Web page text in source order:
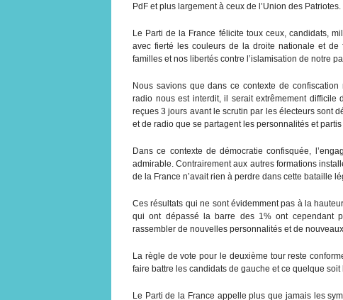
PdF et plus largement à ceux de l’Union des Patriotes.
Le Parti de la France félicite toux ceux, candidats,
avec fierté les couleurs de la droite nationale et
familles et nos libertés contre l’islamisation de notre
Nous savions que dans ce contexte de
radio nous est interdit, il serait extrêmement
reçues 3 jours avant le scrutin par les électeurs sont
et de radio que se partagent les personnalités et
Dans ce contexte de démocratie confisquée,
admirable. Contrairement aux autres formations
de la France n’avait rien à perdre dans cette bataille
Ces résultats qui ne sont évidemment pas à la
qui ont dépassé la barre des 1% ont cependant
rassembler de nouvelles personnalités et de
La règle de vote pour le deuxième tour reste
faire battre les candidats de gauche et ce quelque soit
Le Parti de la France appelle plus que jamais les